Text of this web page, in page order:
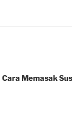
Cara Memasak